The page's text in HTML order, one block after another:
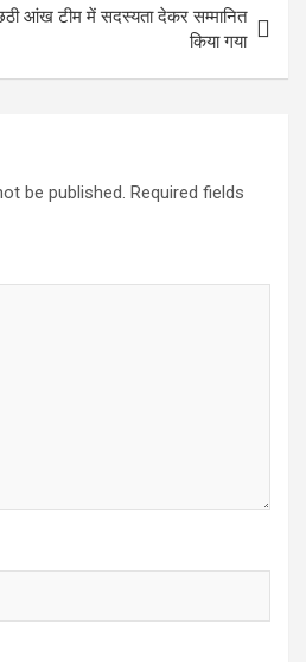
आंख टीम में सदस्यता देकर सम्मानित
किया गया
be published. Required fields